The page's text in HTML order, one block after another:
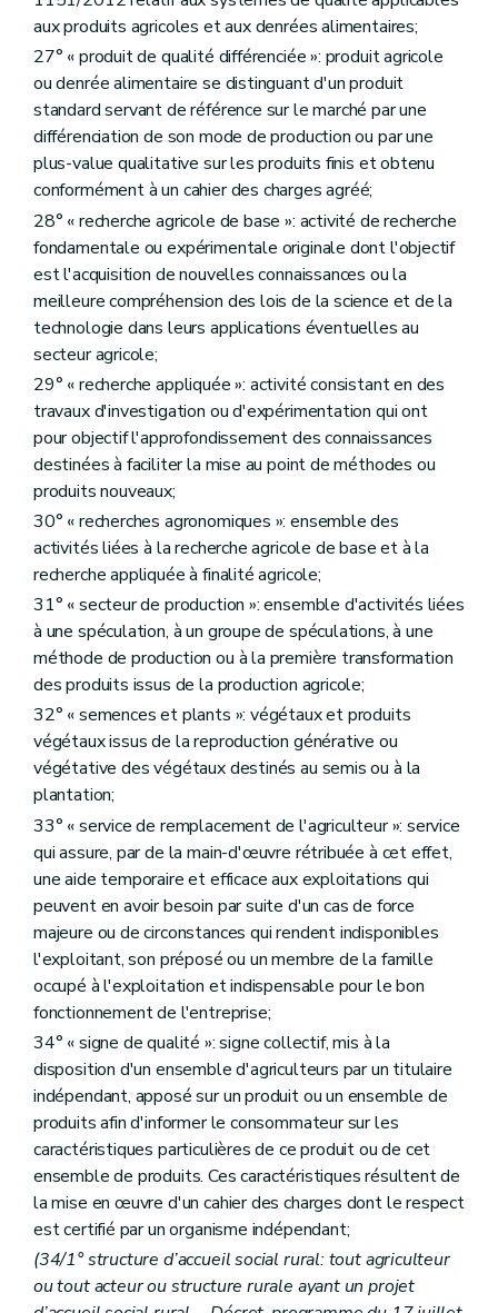
Art. D318
Art. D319
Art. D320
Art. D321
Art. D322
Art. D323
Art. D324
Art. D325
Art. D326
Art. D327
Art. D328
Art. D329
Art. D330
Art. D331
Art. D332
Art. D333
Section 3
Art. D334
Art. D335
Art. D336
Art. D337
Art. D338
Art. D339
Art. D340
Art. D341
Art. D342
Art. D343
Art. D344
Art. D345
Art. D346
Art. D347
Art. D348
Art. D349
Art. D349/1
Art. D350
Art. D351
Art. D352
Chapitre IV
Art. D353
Section 1re
Gestion foncière
Art. D354
Art. D355
Art. D356
Section 2
Observatoire foncier
Art. D357
Art. 357/1
Section 3 Droit de préemption
Art. D358
Section 3/1 (Droit de préférence - Décret du 25 avril 2024, art.4)
Art. D.358/1
Section 4 Droit d'expropriation
Art. D359
Section 5
Fonds budgétaire en matière de politique foncière agricole
Art. D360
Art. D361
Titre XII L'innovation, la recherche et la vulgarisation
Chapitre I
La recherche agronomique
Section 1re
Objectifs et organisation de la recherche agronomique
Art. D362
Art. D363
Art. D364
Art. D365
aux produits agricoles et aux denrées alimentaires;
27° « produit de qualité différenciée »: produit agricole
ou denrée alimentaire se distinguant d'un produit
standard servant de référence sur le marché par une
différenciation de son mode de production ou par une
plus-value qualitative sur les produits finis et obtenu
conformément à un cahier des charges agréé;
28° « recherche agricole de base »: activité de recherche
fondamentale ou expérimentale originale dont l'objectif
est l'acquisition de nouvelles connaissances ou la
meilleure compréhension des lois de la science et de la
technologie dans leurs applications éventuelles au
secteur agricole;
29° « recherche appliquée »: activité consistant en des
travaux d'investigation ou d'expérimentation qui ont
pour objectif l'approfondissement des connaissances
destinées à faciliter la mise au point de méthodes ou
produits nouveaux;
30° « recherches agronomiques »: ensemble des
activités liées à la recherche agricole de base et à la
recherche appliquée à finalité agricole;
31° « secteur de production »: ensemble d'activités liées
à une spéculation, à un groupe de spéculations, à une
méthode de production ou à la première transformation
des produits issus de la production agricole;
32° « semences et plants »: végétaux et produits
végétaux issus de la reproduction générative ou
végétative des végétaux destinés au semis ou à la
plantation;
33° « service de remplacement de l'agriculteur »: service
qui assure, par de la main-d'œuvre rétribuée à cet effet,
une aide temporaire et efficace aux exploitations qui
peuvent en avoir besoin par suite d'un cas de force
majeure ou de circonstances qui rendent indisponibles
l'exploitant, son préposé ou un membre de la famille
occupé à l'exploitation et indispensable pour le bon
fonctionnement de l'entreprise;
34° « signe de qualité »: signe collectif, mis à la
disposition d'un ensemble d'agriculteurs par un titulaire
indépendant, apposé sur un produit ou un ensemble de
produits afin d'informer le consommateur sur les
caractéristiques particulières de ce produit ou de cet
ensemble de produits. Ces caractéristiques résultent de
la mise en œuvre d'un cahier des charges dont le respect
est certifié par un organisme indépendant;
(34/1° structure d’accueil social rural: tout agriculteur
ou tout acteur ou structure rurale ayant un projet